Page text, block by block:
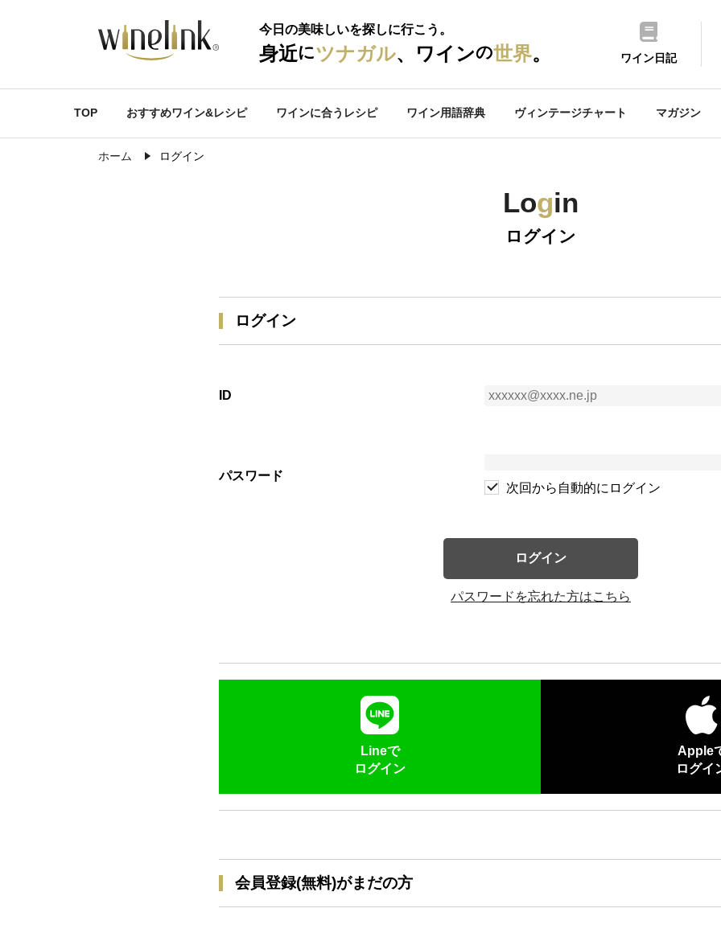
今日の美味しいを探しに行こう。
身近にツナガル、ワインの世界。 ワイン日記
TOP おすすめワイン&レシピ ワインに合うレシピ ワイン用語辞典 ヴィンテージチャート マガジン
ホーム ログイン
Login
ログイン
ログイン
ID
パスワード
次回から自動的にログイン
ログイン
パスワードを忘れた方はこちら
Lineで
ログイン
Apple
ログイ
会員登録(無料)がまだの方